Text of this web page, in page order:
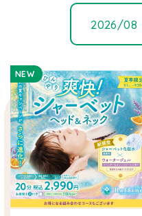
2026/08
2026/ 08
2026/ 06
2026/ 05
2026/ 01
NEW